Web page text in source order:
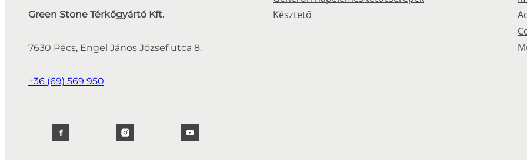
Green Stone Térkőgyártó Kft.
7630 Pécs, Engel János József utca 8.
+36 (69) 569 950
Késztető